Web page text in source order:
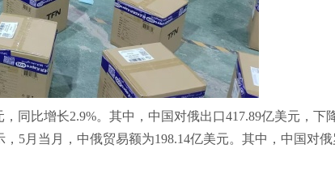
同比增长2.9%。其中，中国对俄出口417.89亿美元，下
5月当月，中俄贸易额为198.14亿美元。其中，中国对俄